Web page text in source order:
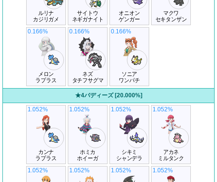
ルリナ
カジリガメ
サイトウ
ネギガナイト
オニオン
ゲンガー
マクワ
セキタンザン
メロン
ラプラス
0.166%
ネズ
タチフサグマ
0.166%
ソニア
ワンパチ
0.166%
★4バディーズ [20.000%]
カンナ
ラプラス
1.052%
ホミカ
ホイーガ
1.052%
シキミ
シャンデラ
1.052%
アカネ
ミルタンク
1.052%
1.052% 1.052% 1.052% 1.052%